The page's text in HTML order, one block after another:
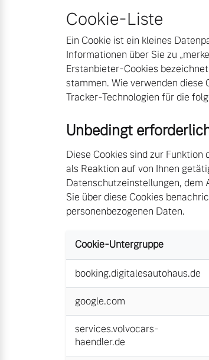
Aktuelle Zubehörangebote
Volvo Gebrauchtwagenbörse
Gebrauchtwagen
Zubehörkatalog
Aktuelle Serviceangebote
Service by Volvo
Über uns
Unser Team
Unsere News & Events
Cookie-Liste
Ein Cookie ist ein kleines
Informationen über Sie zu
Erstanbieter-Cookies
stammen. Wie verwenden diese
Tracker-Technologien für die
Unbedingt
Diese Cookies sind zur
als Reaktion auf von Ihnen
Datenschutzeinstellungen, dem
Sie über diese Cookies
personenbezogenen Daten.
Cookie-Untergruppe
booking.digitalesautohaus.de
google.com
services.volvocars-
haendler.de